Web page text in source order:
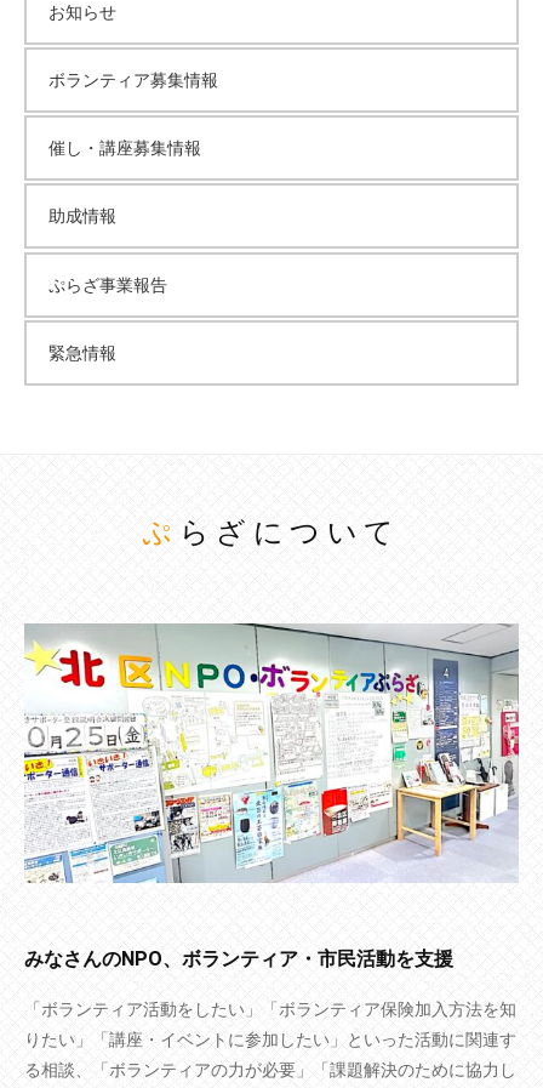
お知らせ
ボランティア募集情報
催し・講座募集情報
助成情報
ぷらざ事業報告
緊急情報
ぷらざについて
みなさんのNPO、ボランティア・市民活動を支援
「ボランティア活動をしたい」「ボランティア保険加入方法を知
りたい」「講座・イベントに参加したい」といった活動に関連す
る相談、「ボランティアの力が必要」「課題解決のために協力し